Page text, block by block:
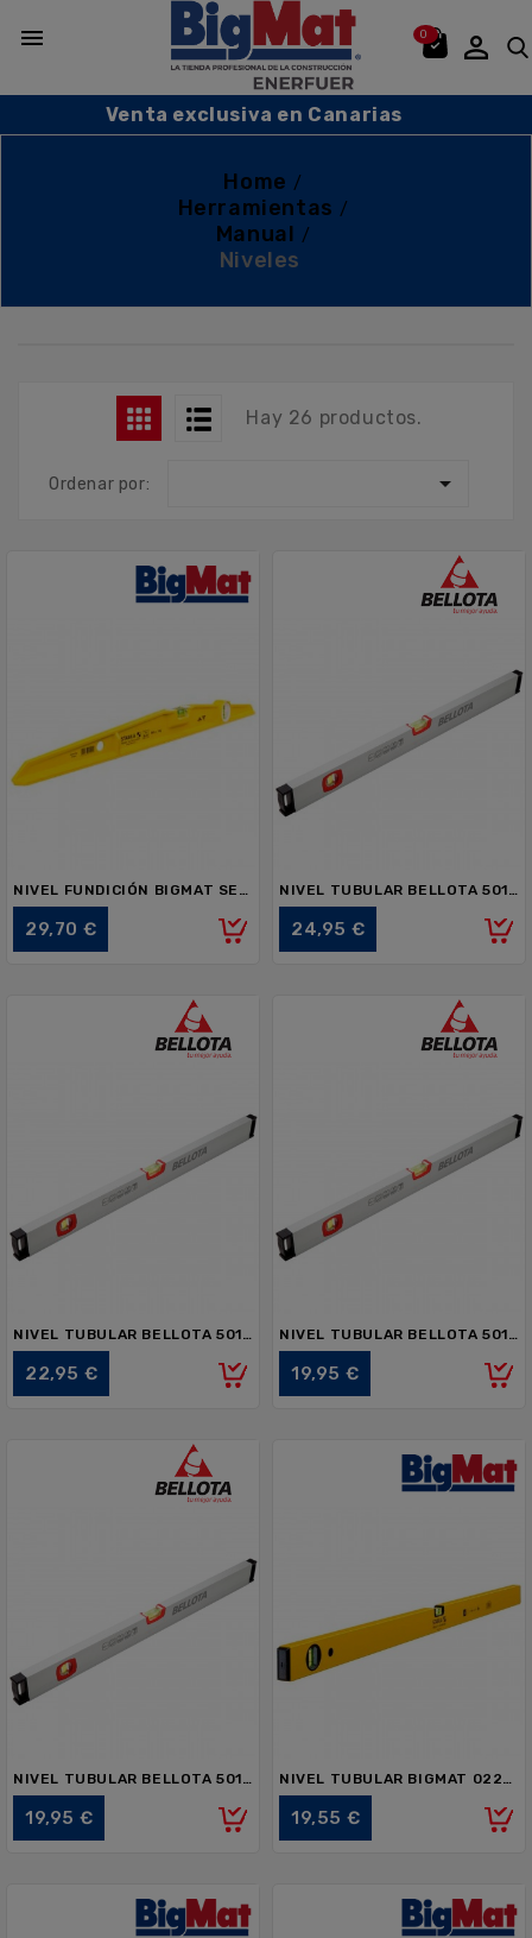
 0 
Venta exclusiva en Canarias
Home
Herramientas
Manual
Niveles
Hay 26 productos.
Ordenar por: 
NIVEL FUNDICIÓN BIGMAT SERIE 81S 025021
29,70 €
NIVEL TUBULAR BELLOTA 50101-80 800mm
24,95 €
NIVEL TUBULAR BELLOTA 50101-60 600mm
22,95 €
NIVEL TUBULAR BELLOTA 50101-50 500mm
19,95 €
NIVEL TUBULAR BELLOTA 50101-40 400mm
19,95 €
NIVEL TUBULAR BIGMAT 022846 SERIE 70 60cm
19,55 €